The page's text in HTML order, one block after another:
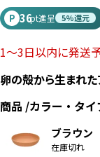
P 36pt進呈 5%還元
1～3日以内に発送
卵の殻から生まれた
商品 カラー・タイ
ブラウン
在庫切れ